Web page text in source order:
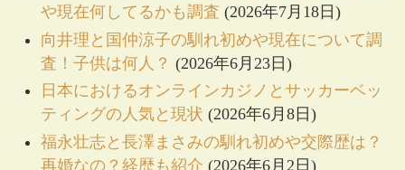
や現在何してるかも調査 (2026年7月18日)
向井理と国仲涼子の馴れ初めや現在について調
査！子供は何人？ (2026年6月23日)
日本におけるオンラインカジノとサッカーベッ
ティングの人気と現状 (2026年6月8日)
福永壮志と長澤まさみの馴れ初めや交際歴は？
再婚なの？経歴も紹介 (2026年6月2日)